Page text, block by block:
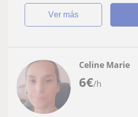
ver más
6€/h
Celine Marie